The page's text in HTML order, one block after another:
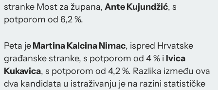
stranke Most za župana, Ante Kujundžić, s
potporom od 6,2 %.
Peta jeMartina Kalcina Nimac, ispred Hrvatske
građanske stranke, s potporom od 4 % i Ivica
Kukavica, s potporom od 4,2 %. Razlika između ova
dva kandidata u istraživanju je na razini statističke